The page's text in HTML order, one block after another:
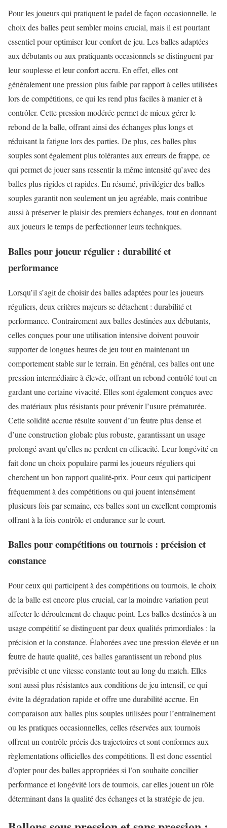
Pour les joueurs qui pratiquent le padel de façon occasionnelle, le
choix des balles peut sembler moins crucial, mais il est pourtant
essentiel pour optimiser leur confort de jeu. Les balles adaptées
aux débutants ou aux pratiquants occasionnels se distinguent par
leur souplesse et leur confort accru. En effet, elles ont
généralement une pression plus faible par rapport à celles utilisées
lors de compétitions, ce qui les rend plus faciles à manier et à
contrôler. Cette pression modérée permet de mieux gérer le
rebond de la balle, offrant ainsi des échanges plus longs et
réduisant la fatigue lors des parties. De plus, ces balles plus
souples sont également plus tolérantes aux erreurs de frappe, ce
qui permet de jouer sans ressentir la même intensité qu’avec des
balles plus rigides et rapides. En résumé, privilégier des balles
souples garantit non seulement un jeu agréable, mais contribue
aussi à préserver le plaisir des premiers échanges, tout en donnant
aux joueurs le temps de perfectionner leurs techniques.
Balles pour joueur régulier : durabilité et
performance
Lorsqu’il s’agit de choisir des balles adaptées pour les joueurs
réguliers, deux critères majeurs se détachent : durabilité et
performance. Contrairement aux balles destinées aux débutants,
celles conçues pour une utilisation intensive doivent pouvoir
supporter de longues heures de jeu tout en maintenant un
comportement stable sur le terrain. En général, ces balles ont une
pression intermédiaire à élevée, offrant un rebond contrôlé tout en
gardant une certaine vivacité. Elles sont également conçues avec
des matériaux plus résistants pour prévenir l’usure prématurée.
Cette solidité accrue résulte souvent d’un feutre plus dense et
d’une construction globale plus robuste, garantissant un usage
prolongé avant qu’elles ne perdent en efficacité. Leur longévité en
fait donc un choix populaire parmi les joueurs réguliers qui
cherchent un bon rapport qualité-prix. Pour ceux qui participent
fréquemment à des compétitions ou qui jouent intensément
plusieurs fois par semaine, ces balles sont un excellent compromis
offrant à la fois contrôle et endurance sur le court.
Balles pour compétitions ou tournois : précision et
constance
Pour ceux qui participent à des compétitions ou tournois, le choix
de la balle est encore plus crucial, car la moindre variation peut
affecter le déroulement de chaque point. Les balles destinées à un
usage compétitif se distinguent par deux qualités primordiales : la
précision et la constance. Élaborées avec une pression élevée et un
feutre de haute qualité, ces balles garantissent un rebond plus
prévisible et une vitesse constante tout au long du match. Elles
sont aussi plus résistantes aux conditions de jeu intensif, ce qui
évite la dégradation rapide et offre une durabilité accrue. En
comparaison aux balles plus souples utilisées pour l’entraînement
ou les pratiques occasionnelles, celles réservées aux tournois
offrent un contrôle précis des trajectoires et sont conformes aux
règlementations officielles des compétitions. Il est donc essentiel
d’opter pour des balles appropriées si l’on souhaite concilier
performance et longévité lors de tournois, car elles jouent un rôle
déterminant dans la qualité des échanges et la stratégie de jeu.